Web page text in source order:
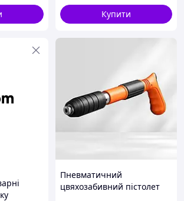
Купити
Пневматичний
цвяхозабивний пістолет